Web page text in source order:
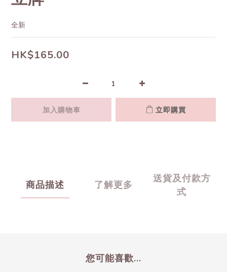
全新
HK$165.00
加入購物車 立即購買
商品描述 了解更多
送貨及付款方
式
您可能喜歡...